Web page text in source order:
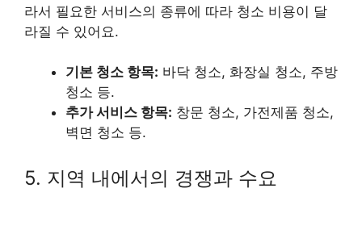
라서 필요한 서비스의 종류에 따라 청소 비용이 달
라질 수 있어요.
기본 청소 항목: 바닥 청소, 화장실 청소, 주방
청소 등.
추가 서비스 항목: 창문 청소, 가전제품 청소,
벽면 청소 등.
5. 지역 내에서의 경쟁과 수요